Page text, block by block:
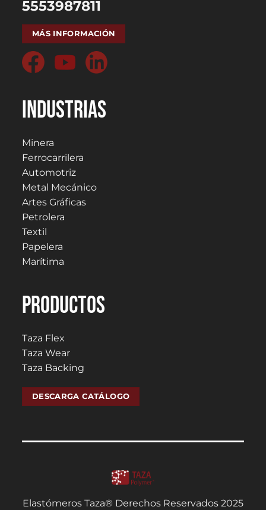
5553987811
MÁS INFORMACIÓN
Industrias
Minera
Ferrocarrilera
Automotriz
Metal Mecánico
Artes Gráficas
Petrolera
Textil
Papelera
Marítima
PRODUCTOS
Taza Flex
Taza Wear
Taza Backing
DESCARGA CATÁLOGO
Elastómeros Taza® Derechos Reservados 2025